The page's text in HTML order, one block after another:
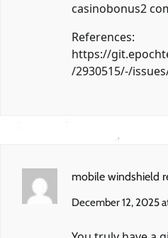
casinobonus2
References:
https://
/2930515/-/
mobile windshield
December 12, 2025